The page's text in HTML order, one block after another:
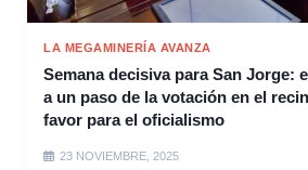
LA MEGAMINERÍA AVANZA
Semana decisiva para San Jorge:
a un paso de la votación en el
favor para el oficialismo
23 NOVIEMBRE, 2025